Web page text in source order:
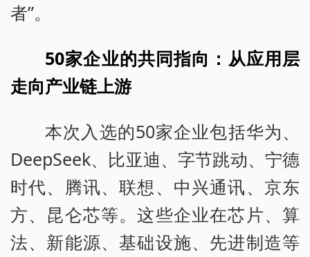
者”。
50家企业的共同指向：从应用层
走向产业链上游
本次入选的50家企业包括华为、
DeepSeek、比亚迪、字节跳动、宁德
时代、腾讯、联想、中兴通讯、京东
方、昆仑芯等。这些企业在芯片、算
法、新能源、基础设施、先进制造等